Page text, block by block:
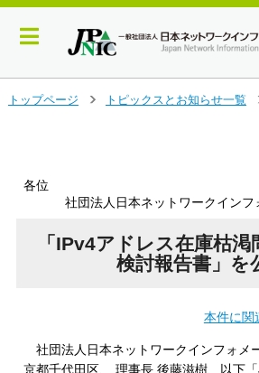
トップページ
トピックスとお知らせ一覧
各位
社団法人日本ネットワークイン
「IPv4アドレス在庫枯渇
検討報告書」を
本件に関
社団法人日本ネットワークインフォメ
京都千代田区、 理事長 後藤滋樹、以下「